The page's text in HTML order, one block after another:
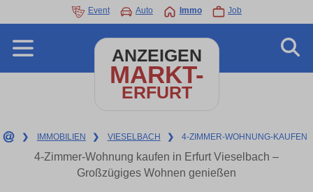
Event Auto Immo Job
ANZEIGEN
MARKT-
ERFURT
❯ IMMOBILIEN ❯ VIESELBACH ❯ 4-ZIMMER-WOHNUNG-KAUFEN
4-Zimmer-Wohnung kaufen in Erfurt Vieselbach –
Großzügiges Wohnen genießen